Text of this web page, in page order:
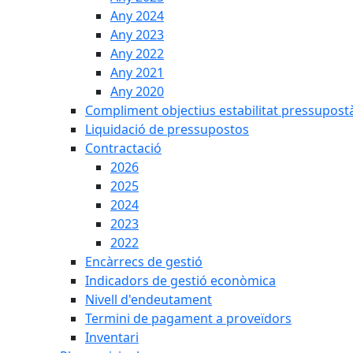
Any 2024
Any 2023
Any 2022
Any 2021
Any 2020
Compliment objectius estabilitat
Liquidació de pressupostos
Contractació
2026
2025
2024
2023
2022
Encàrrecs de gestió
Indicadors de gestió econòmica
Nivell d'endeutament
Termini de pagament a proveïdors
Inventari